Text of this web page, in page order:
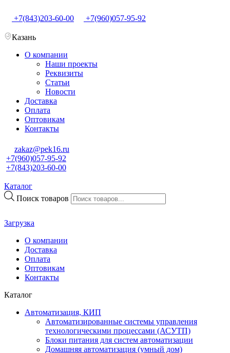
+7(843)203-60-00 +7(960)057-95-92
Казань
О компании
Наши проекты
Реквизиты
Статьи
Новости
Доставка
Оплата
Оптовикам
Контакты
zakaz@pek16.ru
+7(960)057-95-92
+7(843)203-60-00
Каталог
Поиск товаров
Загрузка
О компании
Доставка
Оплата
Оптовикам
Контакты
Каталог
Автоматизация, КИП
Автоматизированные системы управления
технологическими процессами (АСУТП)
Блоки питания для систем автоматизации
Домашняя автоматизация (умный дом)